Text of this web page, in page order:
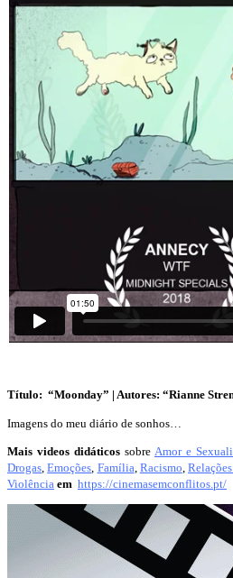
Título: “Moonday” | Autores: “Rianne
Imagens do meu diário de sonhos…
Mais videos didáticos sobre Amor e
Drogas ,Emoções Família Racismo
Violência em https://cinemasemconflitos.pt/